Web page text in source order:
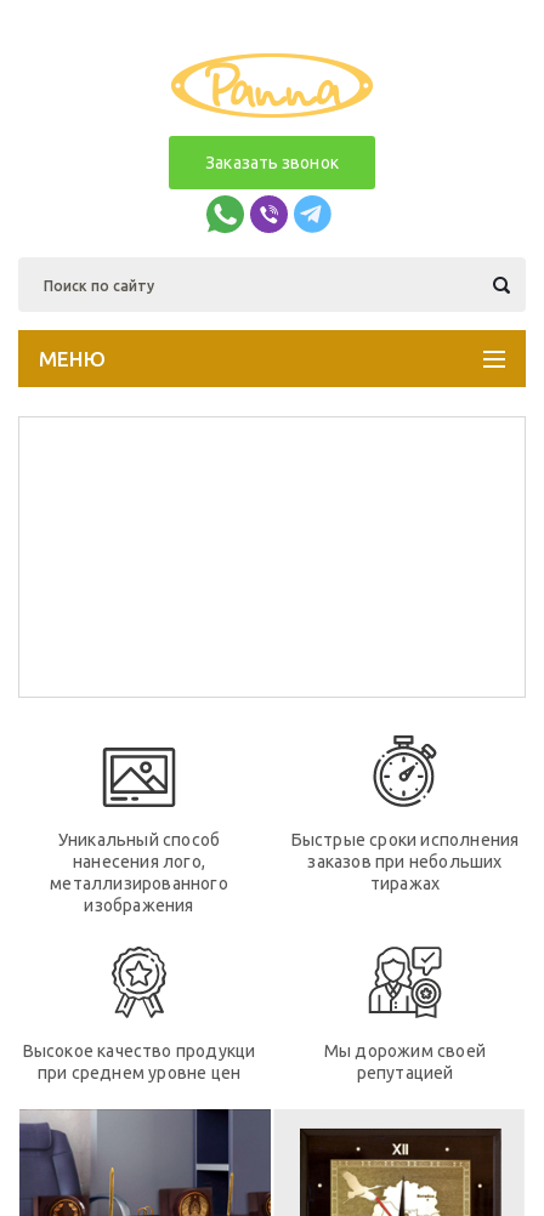
Заказать звонок
МЕНЮ
Уникальный способ
нанесения лого,
металлизированного
изображения
Быстрые сроки исполнения
заказов при небольших
тиражах
Высокое качество продукци
при среднем уровне цен
Мы дорожим своей
репутацией